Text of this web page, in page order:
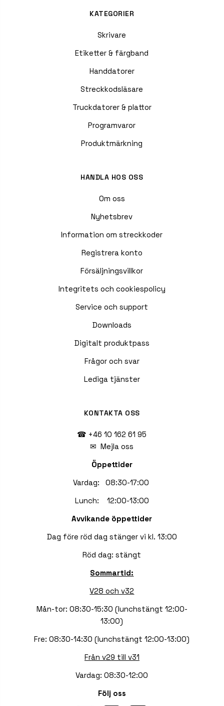
KATEGORIER
Skrivare
Etiketter & färgband
Handdatorer
Streckkodsläsare
Truckdatorer & plattor
Programvaror
Produktmärkning
HANDLA HOS OSS
Om oss
Nyhetsbrev
Information om streckkoder
Registrera konto
Försäljningsvillkor
Integritets och cookiespolicy
Service och support
Downloads
Digitalt produktpass
Frågor och svar
Lediga tjänster
KONTAKTA OSS
☎ +46 10 162 61 95
✉Mejla oss
Öppettider
Vardag: 08:30-17:00
Lunch: 12:00-13:00
Avvikande öppettider
Dag före röd dag stänger vi kl. 13:00
Röd dag: stängt
Sommartid:
V28 och v32
Mån-tor: 08:30-15:30 (lunchstängt 12:00-
13:00)
Fre: 08:30-14:30 (lunchstängt 12:00-13:00)
Från v29 till v31
Vardag: 08:30-12:00
Följ oss